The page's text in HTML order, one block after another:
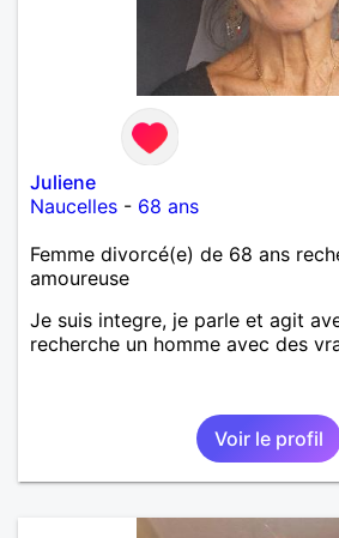
Juliene
Naucelles - 68 ans
Femme divorcé(e) de 68 ans
amoureuse
Je suis integre, je parle et agit
recherche un homme avec des
Voir le profil